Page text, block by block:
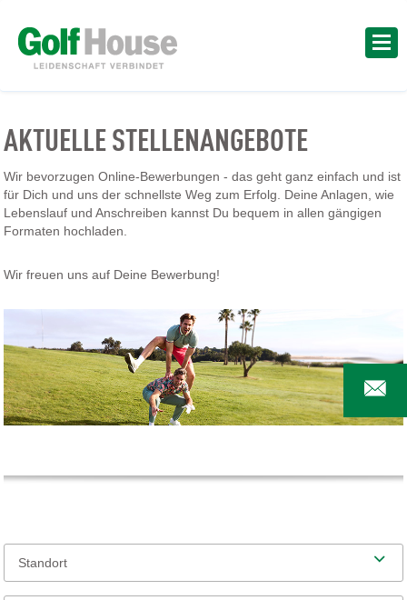
AKTUELLE STELLENANGEBOTE
Wir bevorzugen Online-Bewerbungen - das geht ganz einfach und ist
für Dich und uns der schnellste Weg zum Erfolg. Deine Anlagen, wie
Lebenslauf und Anschreiben kannst Du bequem in allen gängigen
Formaten hochladen.
Wir freuen uns auf Deine Bewerbung!
Standort